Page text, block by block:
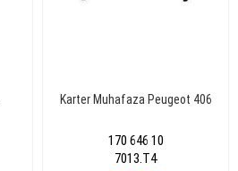
Karter Muhafaza Peugeot 406
170 646 10
7013.T4